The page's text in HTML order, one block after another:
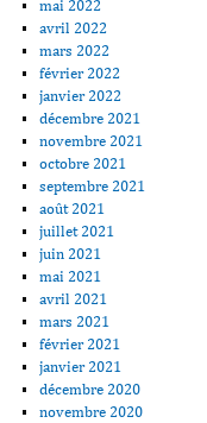
mai 2022
avril 2022
mars 2022
février 2022
janvier 2022
décembre 2021
novembre 2021
octobre 2021
septembre 2021
août 2021
juillet 2021
juin 2021
mai 2021
avril 2021
mars 2021
février 2021
janvier 2021
décembre 2020
novembre 2020